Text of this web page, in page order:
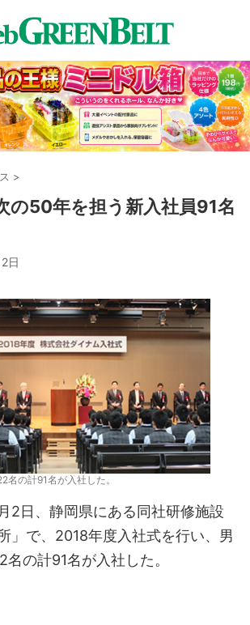
>
の50年を担う新入社員91名
日
名の計91名が入社した。
2日、静岡県にある同社研修施設
」で、2018年度入社式を行い、男
の計91名が入社した。